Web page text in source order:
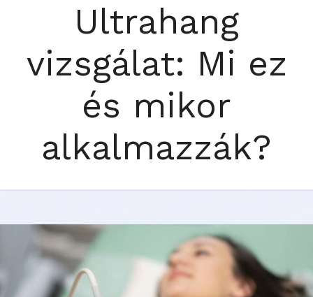
Ultrahang
vizsgálat: Mi ez
és mikor
alkalmazzák?